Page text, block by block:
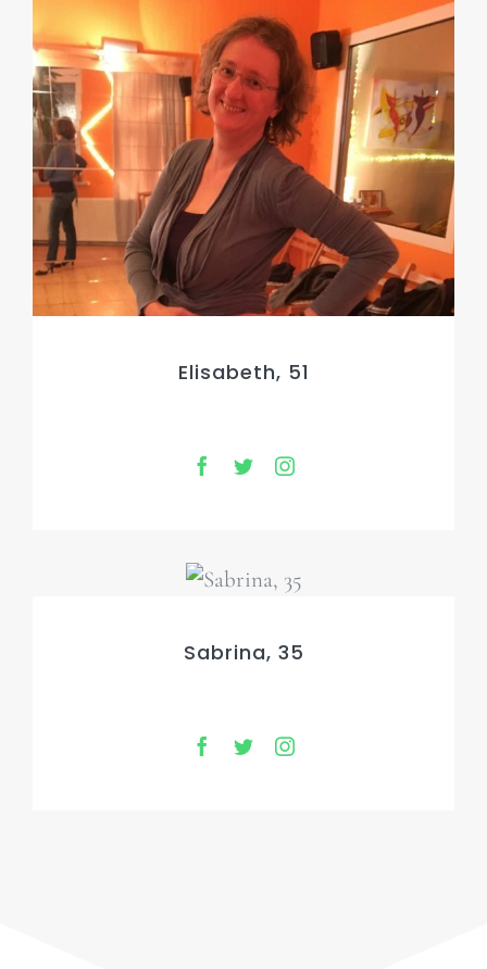
Elisabeth, 51
Sabrina, 35